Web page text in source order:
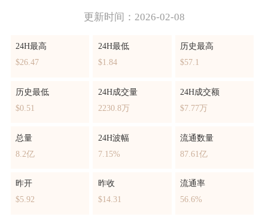
更新时间：2026-02-08
24H最高
$26.47
24H最低
$1.84
历史最高
$57.1
历史最低
$0.51
24H成交量
2230.8万
24H成交额
$7.77万
总量
8.2亿
24H波幅
7.15%
流通数量
87.61亿
昨开
$5.92
昨收
$14.31
流通率
56.6%